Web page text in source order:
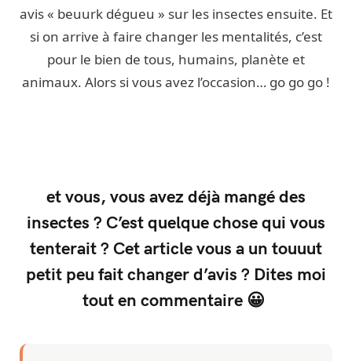
avis « beuurk dégueu » sur les insectes ensuite. Et
si on arrive à faire changer les mentalités, c’est
pour le bien de tous, humains, planète et
animaux. Alors si vous avez l’occasion… go go go !
et vous, vous avez déjà mangé des
insectes ? C’est quelque chose qui vous
tenterait ? Cet article vous a un touuut
petit peu fait changer d’avis ? Dites moi
tout en commentaire 😀